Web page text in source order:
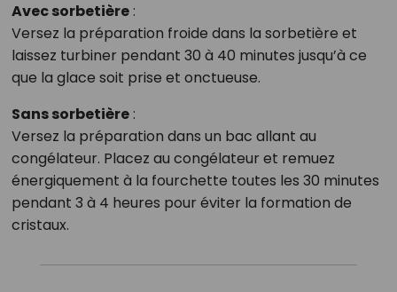
Avec sorbetière:
Versez la préparation froide dans la sorbetière et
laissez turbiner pendant 30 à 40 minutes jusqu’à ce
que la glace soit prise et onctueuse.
Sans sorbetière:
Versez la préparation dans un bac allant au
congélateur. Placez au congélateur et remuez
énergiquement à la fourchette toutes les 30 minutes
pendant 3 à 4 heures pour éviter la formation de
cristaux.